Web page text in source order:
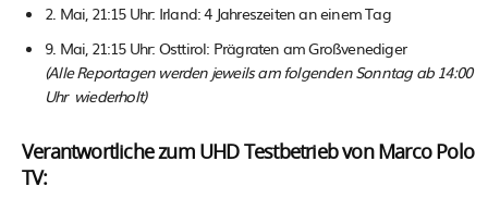
2. Mai, 21:15 Uhr: Irland: 4 Jahreszeiten an einem Tag
9. Mai, 21:15 Uhr: Osttirol: Prägraten am Großvenediger
(Alle Reportagen werden jeweils am folgenden Sonntag ab 14:00
Uhr wiederholt)
Verantwortliche zum UHD Testbetrieb von Marco Polo
TV: